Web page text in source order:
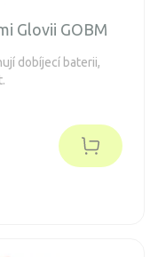
Glovii GOBM
dobíjecí baterii,